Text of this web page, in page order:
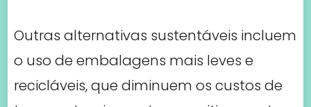
Outras alternativas sustentáveis incluem
o uso de embalagens mais leves e
recicláveis, que diminuem os custos de